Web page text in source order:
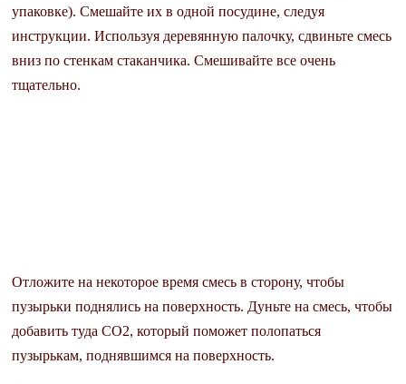
упаковке). Смешайте их в одной посудине, следуя
инструкции. Используя деревянную палочку, сдвиньте смесь
вниз по стенкам стаканчика. Смешивайте все очень
тщательно.
Отложите на некоторое время смесь в сторону, чтобы
пузырьки поднялись на поверхность. Дуньте на смесь, чтобы
добавить туда СО2, который поможет полопаться
пузырькам, поднявшимся на поверхность.